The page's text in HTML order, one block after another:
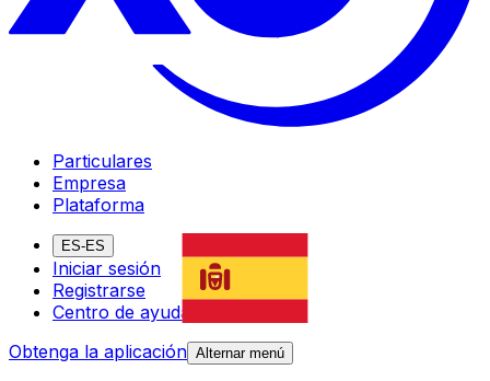
Particulares
Empresa
Plataforma
ES-ES
Iniciar sesión
Registrarse
Centro de ayuda
Obtenga la aplicación Alternar menú